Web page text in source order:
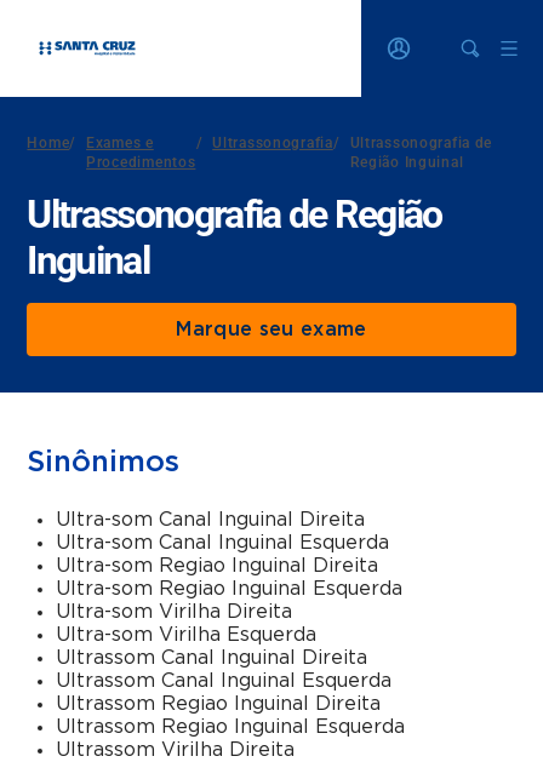
Home/
Exames e
Procedimentos
/ Ultrassonografia/
Ultrassonografia de
Região Inguinal
Ultrassonografia de Região
Inguinal
Marque seu exame
Sinônimos
Ultra-som Canal Inguinal Direita
Ultra-som Canal Inguinal Esquerda
Ultra-som Regiao Inguinal Direita
Ultra-som Regiao Inguinal Esquerda
Ultra-som Virilha Direita
Ultra-som Virilha Esquerda
Ultrassom Canal Inguinal Direita
Ultrassom Canal Inguinal Esquerda
Ultrassom Regiao Inguinal Direita
Ultrassom Regiao Inguinal Esquerda
Ultrassom Virilha Direita